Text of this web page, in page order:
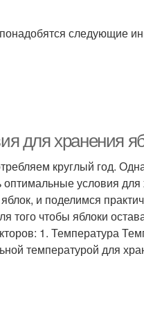
следующие
для хранения
круглый год.
условия для
и поделимся
чтобы яблоки
1. Температура
температурой для